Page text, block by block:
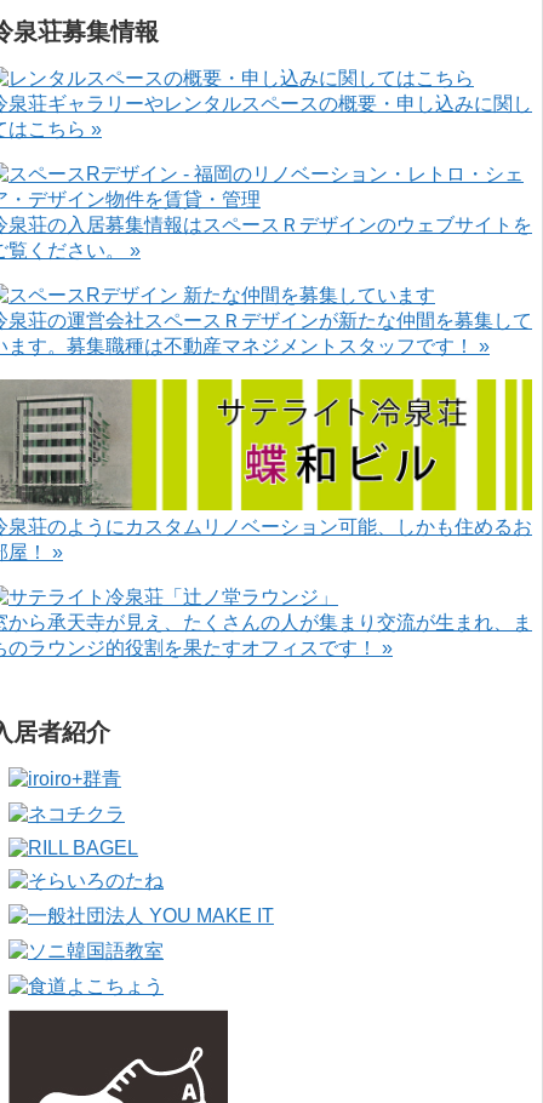
泉荘募集情報
泉荘ギャラリーやレンタルスペースの概要・申し込みに関し
はこちら »
泉荘の入居募集情報はスペースＲデザインのウェブサイトを
覧ください。 »
泉荘の運営会社スペースＲデザインが新たな仲間を募集して
ます。募集職種は不動産マネジメントスタッフです！ »
泉荘のようにカスタムリノベーション可能、しかも住めるお
屋！ »
から承天寺が見え、たくさんの人が集まり交流が生まれ、ま
のラウンジ的役割を果たすオフィスです！ »
居者紹介